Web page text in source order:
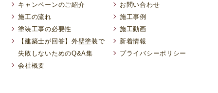
キャンペーンのご紹介
施工の流れ
塗装工事の必要性
【建築士が回答】外壁塗装で
失敗しないためのQ&A集
会社概要
お問い合わせ
施工事例
施工動画
新着情報
プライバシーポリシー